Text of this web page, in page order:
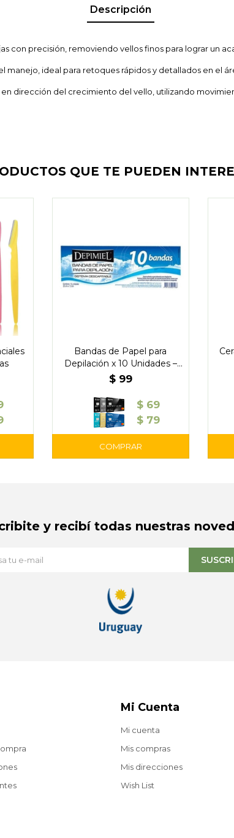
Descripción
con precisión, removiendo vellos finos para lograr un
manejo, ideal para retoques rápidos y detallados en el
dirección del crecimiento del vello, utilizando
QUE TE PUEDEN
Bandas de Papel para
Depilación x 10 Unidades –
Depi-Miel
$ 99
$ 69
$ 79
Mi Cuenta
Mi cuenta
Mis compras
Mis direcciones
Wish List
y recibí todas nuestras